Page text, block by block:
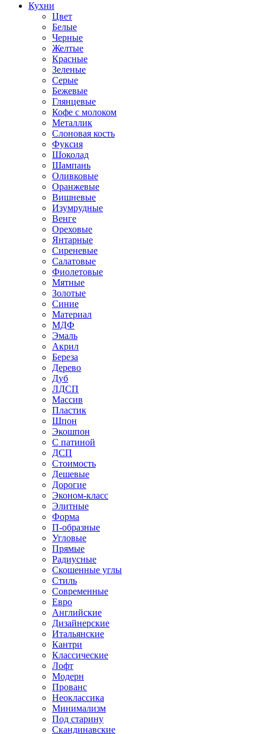
Кухни
Цвет
Белые
Черные
Желтые
Красные
Зеленые
Серые
Бежевые
Глянцевые
Кофе с молоком
Металлик
Слоновая кость
Фуксия
Шоколад
Шампань
Оливковые
Оранжевые
Вишневые
Изумрудные
Венге
Ореховые
Янтарные
Сиреневые
Салатовые
Фиолетовые
Мятные
Золотые
Синие
Материал
МДФ
Эмаль
Акрил
Береза
Дерево
Дуб
ЛДСП
Массив
Пластик
Шпон
Экошпон
С патиной
ДСП
Стоимость
Дешевые
Дорогие
Эконом-класс
Элитные
Форма
П-образные
Угловые
Прямые
Радиусные
Скошенные углы
Стиль
Современные
Евро
Английские
Дизайнерские
Итальянские
Кантри
Классические
Лофт
Модерн
Прованс
Неоклассика
Минимализм
Под старину
Скандинавские